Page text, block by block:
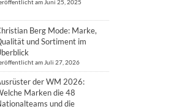
am Juni 25, 2025
Berg Mode: Marke,
und Sortiment im
am Juli 27, 2026
der WM 2026:
Marken die 48
und die